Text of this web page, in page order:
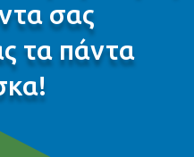
σας
τα πάντα